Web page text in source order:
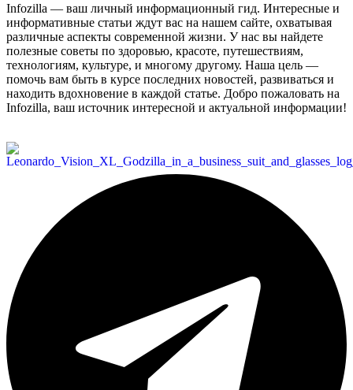
Infozilla — ваш личный информационный гид. Интересные и
информативные статьи ждут вас на нашем сайте, охватывая
различные аспекты современной жизни. У нас вы найдете
полезные советы по здоровью, красоте, путешествиям,
технологиям, культуре, и многому другому. Наша цель —
помочь вам быть в курсе последних новостей, развиваться и
находить вдохновение в каждой статье. Добро пожаловать на
Infozilla, ваш источник интересной и актуальной информации!